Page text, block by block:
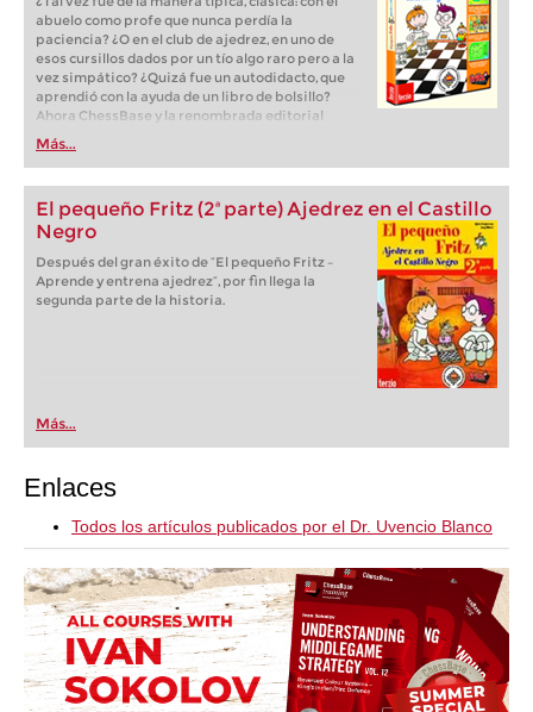
abuelo como profe que nunca perdía la
paciencia? ¿O en el club de ajedrez, en uno de
esos cursillos dados por un tío algo raro pero a la
vez simpático? ¿Quizá fue un autodidacto, que
aprendió con la ayuda de un libro de bolsillo?
Ahora ChessBase y la renombrada editorial
alemana Terzio, especializada en software para
niños, acaban de publicar un programa
interactivo de enseñanza para aprender y
Más...
El pequeño Fritz (2ª parte) Ajedrez en el Castillo
Negro
Después del gran éxito de “El pequeño Fritz –
Aprende y entrena ajedrez“, por fin llega la
segunda parte de la historia.
Más...
Enlaces
Todos los artículos publicados por el Dr. Uvencio Blanco